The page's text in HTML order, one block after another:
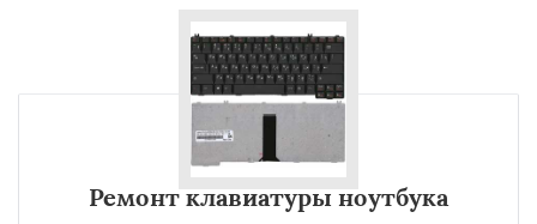
Ремонт клавиатуры ноутбука